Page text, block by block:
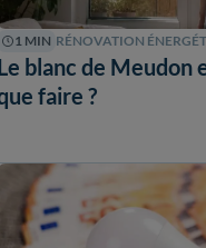
1 MIN RÉNOVATION
blanc de Meudon
faire ?